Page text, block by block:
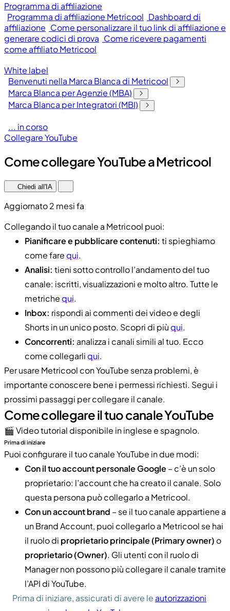
Programma di affiliazione
Programma di affiliazione Metricool Dashboard di
affiliazione Come personalizzare il tuo link di affiliazione e
generare codici di prova Come ricevere pagamenti
come affiliato Metricool
White label
Benvenuti nella Marca Blanca di Metricool
Marca Blanca per Agenzie (MBA)
Marca Blanca per Integratori (MBI)
... in corso
Collegare YouTube
Come collegare YouTube a Metricool
Chiedi all'IA
Aggiornato 2 mesi fa
Collegando il tuo canale a Metricool puoi:
Pianificare e pubblicare contenuti: ti spieghiamo
come fare qui.
Analisi: tieni sotto controllo l’andamento del tuo
canale: iscritti, visualizzazioni e molto altro. Tutte le
metriche qui.
Inbox: rispondi ai commenti dei video e degli
Shorts in un unico posto. Scopri di più qui.
Concorrenti: analizza i canali simili al tuo. Ecco
come collegarli qui.
Per usare Metricool con YouTube senza problemi, è
importante conoscere bene i permessi richiesti. Segui i
prossimi passaggi per collegare il canale.
Come collegare il tuo canale YouTube
🎬 Video tutorial disponibile in inglese e spagnolo.
Prima di iniziare
Puoi configurare il tuo canale YouTube in due modi:
Con il tuo account personale Google – c’è un solo
proprietario: l’account che ha creato il canale. Solo
questa persona può collegarlo a Metricool.
Con un account brand – se il tuo canale appartiene a
un Brand Account, puoi collegarlo a Metricool se hai
il ruolo di proprietario principale (Primary owner) o
proprietario (Owner). Gli utenti con il ruolo di
Manager non possono più collegare il canale tramite
l’API di YouTube.
Prima di iniziare, assicurati di avere le autorizzazioni